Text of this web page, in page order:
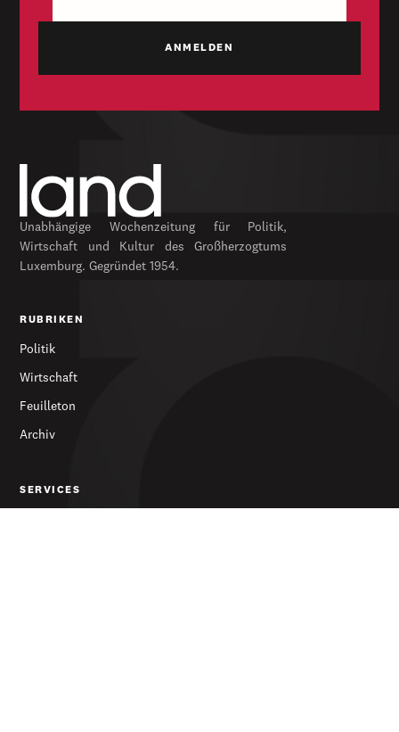
Unabhängige Wochenzeitung für Politik,
Wirtschaft und Kultur des Großherzogtums
Luxemburg. Gegründet 1954.
RUBRIKEN
Politik
Wirtschaft
Feuilleton
Archiv
SERVICES